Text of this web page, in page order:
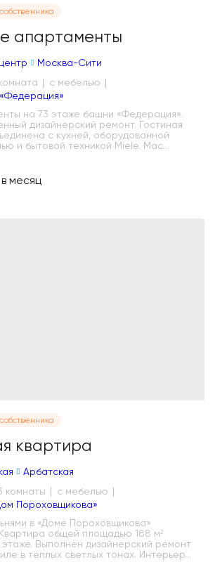
апартаменты
Москва-Сити
с мебелью
на 73 этаже башни «Федерация».
дизайнерский ремонт. Гостиная
с кухней, оборудованной
и бытовой техникой Miele. Мас...
в месяц
квартира
Арбатская
комнаты
с мебелью
Пороховщикова»
в «Доме Пороховщикова»
общей площадью 188 м²
Выполнен дизайнерский ремонт
в тёплых светлых тонах. Интерьер...